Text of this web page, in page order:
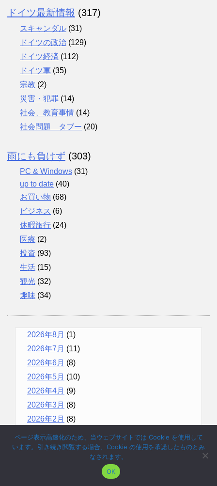
ドイツ最新情報 (317)
スキャンダル (31)
ドイツの政治 (129)
ドイツ経済 (112)
ドイツ軍 (35)
宗教 (2)
災害・犯罪 (14)
社会、教育事情 (14)
社会問題 タブー (20)
雨にも負けず (303)
PC & Windows (31)
up to date (40)
お買い物 (68)
ビジネス (6)
休暇旅行 (24)
医療 (2)
投資 (93)
生活 (15)
観光 (32)
趣味 (34)
2026年8月 (1)
2026年7月 (11)
2026年6月 (8)
2026年5月 (10)
2026年4月 (9)
2026年3月 (8)
2026年2月 (8)
2026年1月
(10)
2025年12月(9)
メルツ政権 最後の動員！惨敗は必至か？
ページ表示高速化のため、当ウェブサイトでは Cookie を使用して
います。引き続き閲覧する場合、Cookie の使用を承諾したものとみ
なされます。
OK